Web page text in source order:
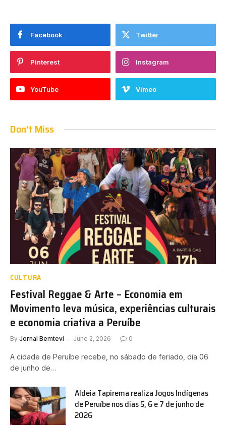
Facebook Twitter
Pinterest Instagram
YouTube Vimeo
Don't Miss
CULTURA
Festival Reggae & Arte – Economia em
Movimento leva música, experiências culturais
e economia criativa a Peruíbe
By Jornal Bemtevi June 2, 2026 0
A cidade de Peruíbe recebe, no sábado de feriado, dia 06
de junho de…
Aldeia Tapirema realiza Jogos Indígenas
de Peruíbe nos dias 5, 6 e 7 de junho de
2026